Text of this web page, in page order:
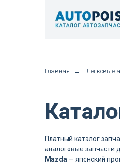
Главная Легковые
→
Платный каталог
аналоговые запчасти
Mazda — японский